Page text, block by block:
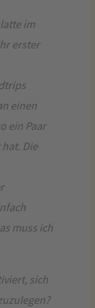
im
erster
einen
ein Paar
Die
muss ich
sich